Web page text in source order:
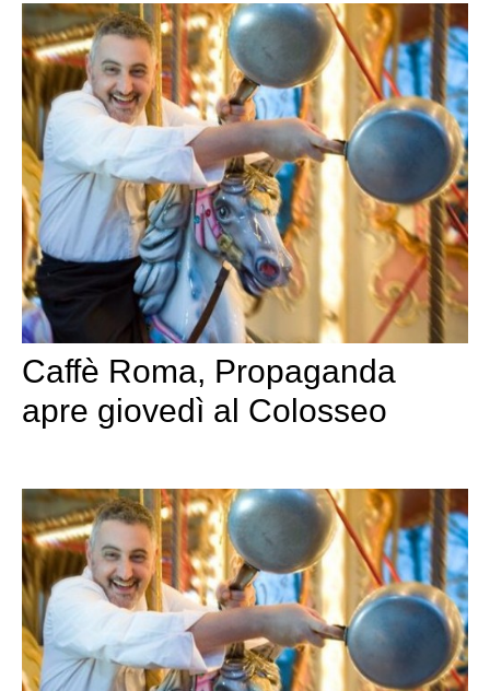
Caffè Roma, Propaganda
apre giovedì al Colosseo